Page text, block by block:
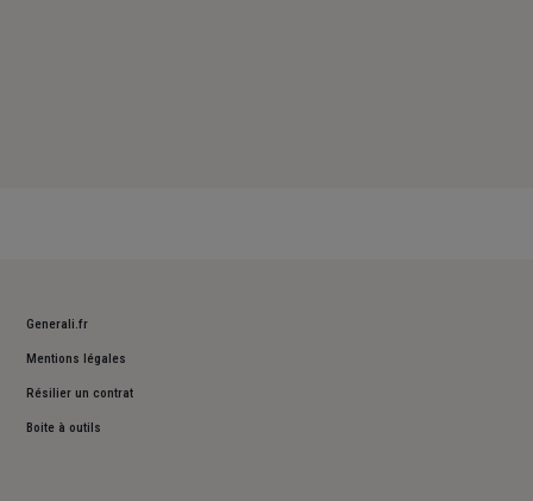
Generali.fr
Mentions légales
Résilier un contrat
Boite à outils